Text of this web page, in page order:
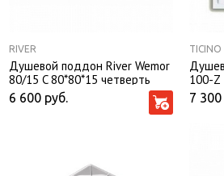
RIVER
Душевой поддон River Wemor
80/15 C 80*80*15 четверть
круга Light
6 600 руб.
TICINO
100-Z
7 300